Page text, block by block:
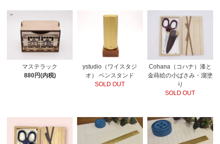
マステラック
880円(内税)
ystudio（ワイスタジ
オ） ペンスタンド
SOLD OUT
Cohana（コハナ）漆と
金蒔絵の小ばさみ・溜塗
り
SOLD OUT